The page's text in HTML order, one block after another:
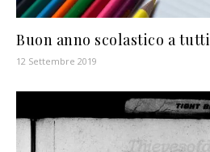
Buon anno scolastico a tutti
12 Settembre 2019